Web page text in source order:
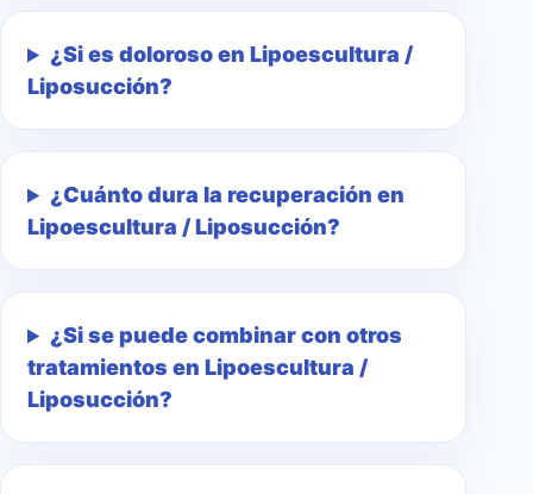
¿Si es doloroso en Lipoescultura /
Liposucción?
¿Cuánto dura la recuperación en
Lipoescultura / Liposucción?
¿Si se puede combinar con otros
tratamientos en Lipoescultura /
Liposucción?